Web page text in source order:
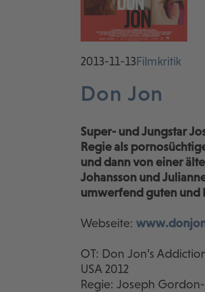
2013-11-13Filmkritik
Don Jon
Super- und Jungstar
Regie als
und dann von einer
Johansson und
umwerfend guten und
Webseite:
OT: Don Jon’s
USA 2012
Regie: Joseph